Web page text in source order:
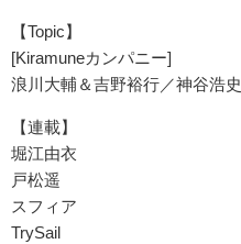
【Topic】
[Kiramuneカンパニー]
浪川大輔＆吉野裕行／神谷浩史
【連載】
堀江由衣
戸松遥
スフィア
TrySail